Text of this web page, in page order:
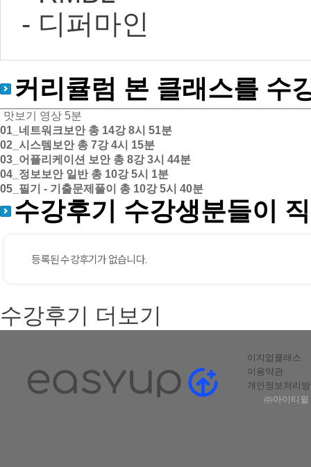
- 디퍼마인
커리큘럼 본 클래스를 수
맛보기 영상 5분
01_네트워크보안 총 14강 8시 51분
02_시스템보안 총 7강 4시 15분
03_어플리케이션 보안 총 8강 3시 44분
04_정보보안 일반 총 10강 5시 1분
05_필기 - 기출문제풀이 총 10강 5시 40분
수강후기 수강생분들이
수강후기 더보기
이지업클래스
이용약관
개인정보처리
㈜아이티